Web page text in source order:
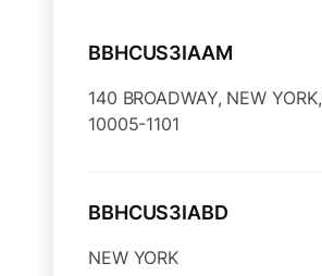
BBHCUS3IAAM
140 BROADWAY, NEW YORK,
10005-1101
BBHCUS3IABD
NEW YORK